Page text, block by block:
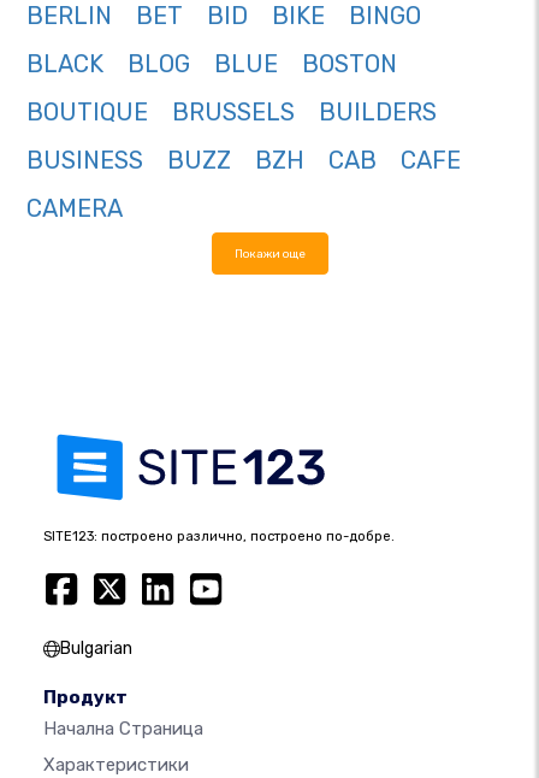
BERLIN
BET BID BIKE
BINGO
BLACK
BLOG BLUE
BOSTON
BOUTIQUE
BRUSSELS
BUILDERS
BUSINESS
BUZZ BZH CAB
CAFE
CAMERA
Покажи още
SITE123: построено различно, построено по-добре.
Bulgarian
Продукт
Начална Страница
Характеристики